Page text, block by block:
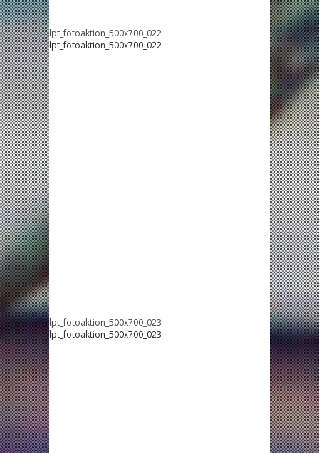
lpt_fotoaktion_500x700_022
lpt_fotoaktion_500x700_022
lpt_fotoaktion_500x700_023
lpt_fotoaktion_500x700_023